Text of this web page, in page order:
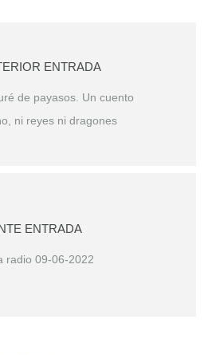
ENTRADA
de payasos. Un cuento
ni reyes ni dragones
ENTRADA
radio 09-06-2022